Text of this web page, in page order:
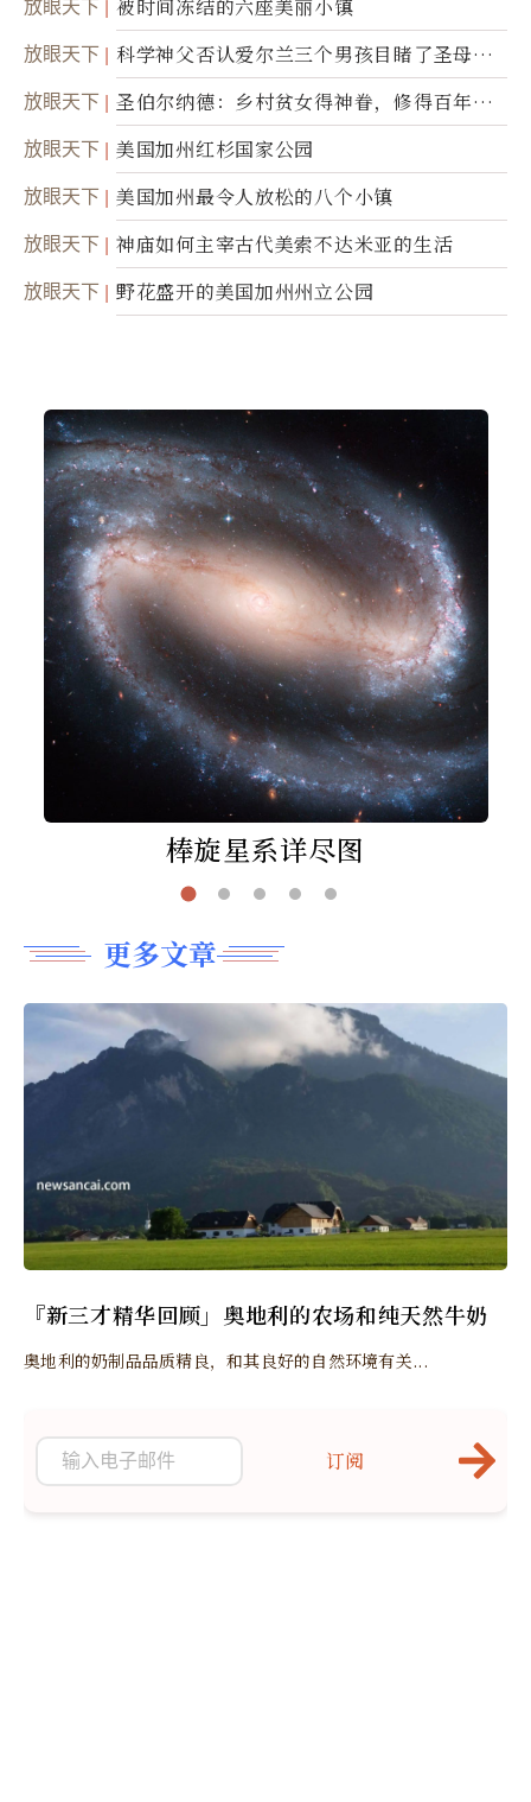
放眼天下 被时间冻结的六座美丽小镇
放眼天下
科学神父否认爱尔兰三个男孩目睹了圣母显
灵
放眼天下
圣伯尔纳德：乡村贫女得神眷，修得百年不
腐身
放眼天下 美国加州红杉国家公园
放眼天下 美国加州最令人放松的八个小镇
放眼天下 神庙如何主宰古代美索不达米亚的生活
放眼天下 野花盛开的美国加州州立公园
棒旋星系详尽图
更多文章
『新三才精华回顾」奥地利的农场和纯天然牛奶
奥地利的奶制品品质精良，和其良好的自然环境有关...
订阅